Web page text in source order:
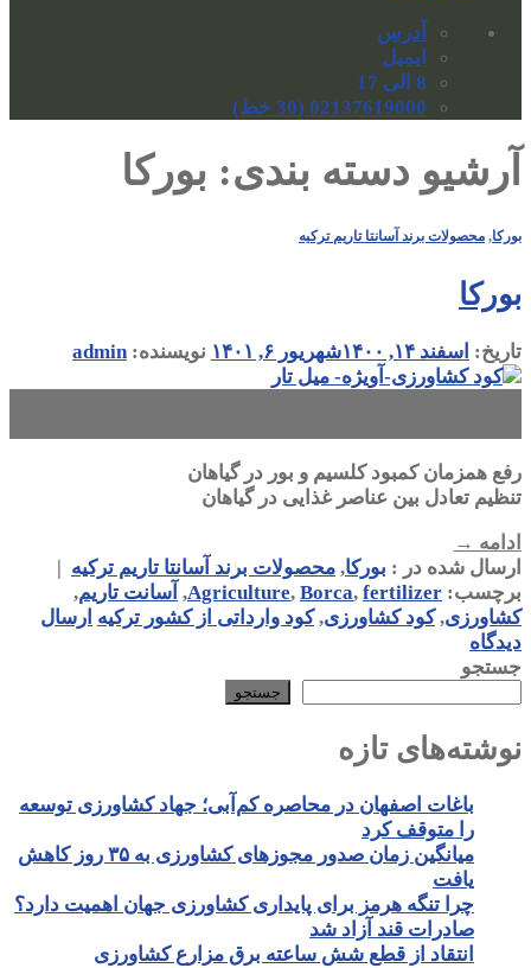
آدرس
ایمیل
8 الی 17
02137619000 (30 خط)
آرشیو دسته بندی: بورکا
بورکا, محصولات برند آسانتا تاریم ترکیه
بورکا
تاریخ: اسفند ۱۴, ۱۴۰۰ شهریور ۶, ۱۴۰۱ نویسنده:admin
رفع همزمان کمبود کلسیم و بور در گیاهان
تنظیم تعادل بین عناصر غذایی در گیاهان
ادامه →
ارسال شده در : بورکا, محصولات برند آسانتا تاریم ترکیه |
برچسب:
Agriculture, Borca, fertilizer
, آسانت تاریم,
کشاورزی,کود کشاورزی,کود وارداتی از کشور ترکیه ارسال
دیدگاه
جستجو
جستجو
نوشته‌های تازه
باغات اصفهان در محاصره کم‌آبی؛ جهاد کشاورزی توسعه
را متوقف کرد
میانگین زمان صدور مجوزهای کشاورزی به ۳۵ روز کاهش
یافت
چرا تنگه هرمز برای پایداری کشاورزی جهان اهمیت دارد؟
صادرات قند آزاد شد
انتقاد از قطع شش ساعته برق مزارع کشاورزی